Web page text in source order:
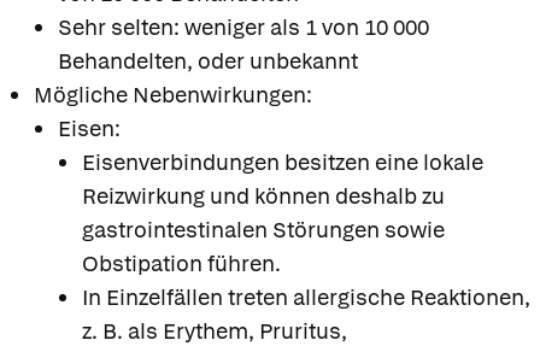
Sehr selten: weniger als 1 von 10 000
Behandelten, oder unbekannt
Mögliche Nebenwirkungen:
Eisen:
Eisenverbindungen besitzen eine lokale
Reizwirkung und können deshalb zu
gastrointestinalen Störungen sowie
Obstipation führen.
In Einzelfällen treten allergische Reaktionen,
z. B. als Erythem, Pruritus,